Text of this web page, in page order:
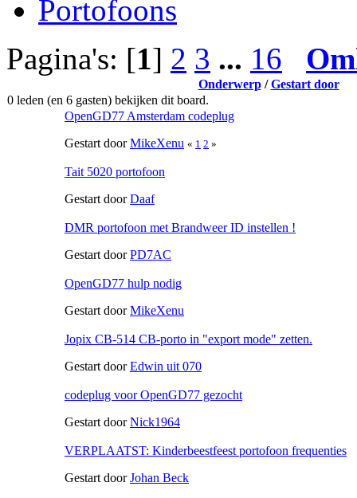
Portofoons
Pagina's: [1] 2 3 ... 16
Onderwerp/Gestart door
0 leden (en 6 gasten) bekijken dit board.
OpenGD77 Amsterdam codeplug
Gestart doorMikeXenu « 1 2 »
Tait 5020 portofoon
Gestart doorDaaf
DMR portofoon met Brandweer ID instellen !
Gestart doorPD7AC
OpenGD77 hulp nodig
Gestart doorMikeXenu
Jopix CB-514 CB-porto in "export mode" zetten.
Gestart doorEdwin uit 070
codeplug voor OpenGD77 gezocht
Gestart doorNick1964
VERPLAATST: Kinderbeestfeest portofoon frequenties
Gestart doorJohan Beck